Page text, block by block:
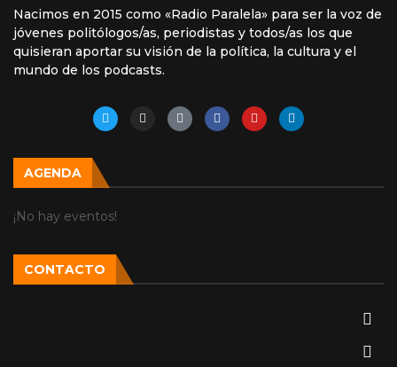
Nacimos en 2015 como «Radio Paralela» para ser la voz de
jóvenes politólogos/as, periodistas y todos/as los que
quisieran aportar su visión de la política, la cultura y el
mundo de los podcasts.
AGENDA
¡No hay eventos!
CONTACTO